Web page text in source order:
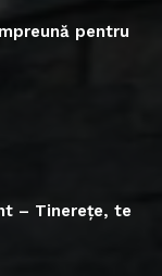
pentru
– Tinerețe, te